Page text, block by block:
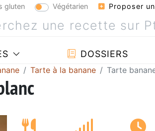
gluten Végétarien Proposer
DOSSIERS
Tarte à la banane Tarte